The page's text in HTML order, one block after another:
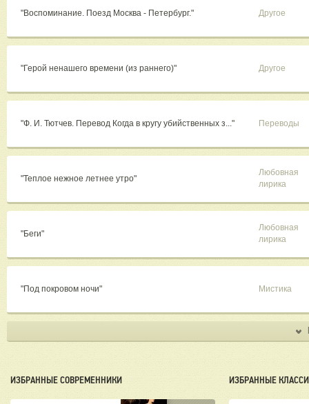
"Воспоминание. Поезд Москва - Петербург." Другое
"Герой ненашего времени (из раннего)" Другое
"Ф. И. Тютчев. Перевод Когда в кругу убийственных з..." Переводы
"Теплое нежное летнее утро"
Любовная
лирика
"Беги"
Любовная
лирика
"Под покровом ночи" Мистика
ИЗБРАННЫЕ СОВРЕМЕННИКИ ИЗБРАННЫЕ